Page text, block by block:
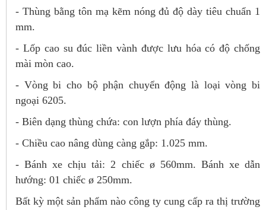
- Thùng bằng tôn mạ kẽm nóng đủ độ dày tiêu chuẩn 1
mm.
- Lốp cao su đúc liền vành được l­ưu hóa có độ chống
mài mòn cao.
- Vòng bi cho bộ phận chuyển động là loại vòng bi
ngoại 6205.
- Biên dạng thùng chứa: con lượn phía đáy thùng.
- Chiều cao nâng dùng càng gắp: 1.025 mm.
- Bánh xe chịu tải: 2 chiếc ø 560mm. Bánh xe dẫn
hướng: 01 chiếc ø 250mm.
Bất kỳ một sản phẩm nào công ty cung cấp ra thị trường